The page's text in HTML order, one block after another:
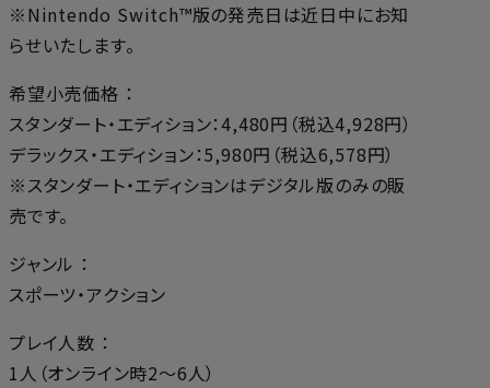
※Nintendo Switch™版の発売日は近日中にお知
らせいたします。
希望小売価格 ：
スタンダート・エディション：4,480円（税込4,928円）
デラックス・エディション：5,980円（税込6,578円）
※スタンダート・エディションはデジタル版のみの販
売です。
ジャンル ：
スポーツ・アクション
プレイ人数 ：
1人（オンライン時2～6人）